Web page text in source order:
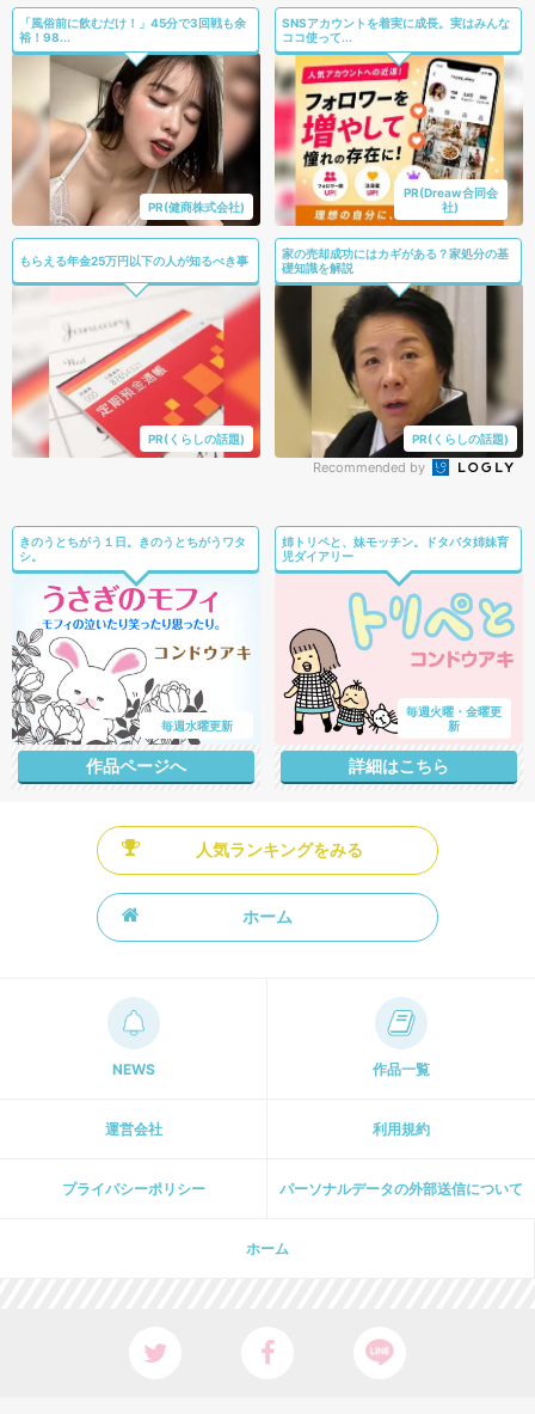
「風俗前に飲むだけ！」45分で3回戦も余
裕！98...
PR(健商株式会社)
SNSアカウントを着実に成長。実はみんな
ココ使って...
PR(Dreaw合同会
社)
もらえる年金25万円以下の人が知るべき事
PR(くらしの話題)
家の売却成功にはカギがある？家処分の基
礎知識を解説
PR(くらしの話題)
Recommended by
きのうとちがう１日。きのうとちがうワタ
シ。
毎週水曜更新
作品ページへ
姉トリペと、妹モッチン。ドタバタ姉妹育
児ダイアリー
毎週火曜・金曜更
新
詳細はこちら
人気ランキングをみる
ホーム
NEWS 作品一覧
運営会社 利用規約
プライパシーポリシー パーソナルデータの外部送信について
ホーム